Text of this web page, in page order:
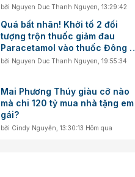
bởi Nguyen Duc Thanh Nguyen 13:29:42
Quá bất nhân! Khởi tố 2 đối
tượng trộn thuốc giảm đau
Paracetamol vào thuốc Đông y,
nổ chữa bách bệnh
bởi Nguyen Duc Thanh Nguyen 19:55:34
Mai Phương Thúy giàu cỡ nào
mà chi 120 tỷ mua nhà tặng em
gái?
bởi Cindy Nguyễn 13:30:13 Hôm qua